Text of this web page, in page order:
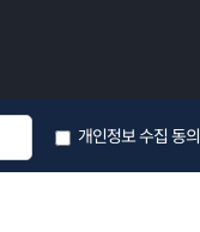
개인정보 수집 동의